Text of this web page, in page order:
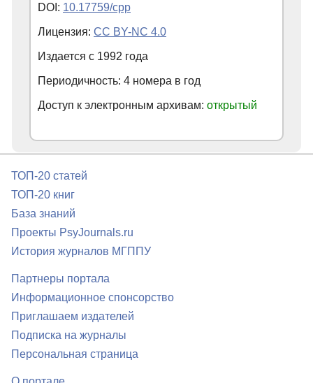
DOI: 10.17759/cpp
Лицензия: CC BY-NC 4.0
Издается с 1992 года
Периодичность: 4 номера в год
Доступ к электронным архивам: открытый
ТОП-20 статей
ТОП-20 книг
База знаний
Проекты PsyJournals.ru
История журналов МГППУ
Партнеры портала
Информационное спонсорство
Приглашаем издателей
Подписка на журналы
Персональная страница